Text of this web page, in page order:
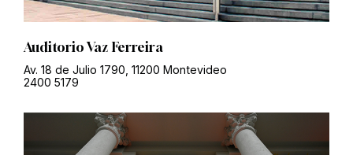
Auditorio Vaz Ferreira
Av. 18 de Julio 1790, 11200 Montevideo
2400 5179